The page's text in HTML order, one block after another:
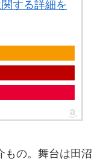
する詳細を
もの。舞台は田沼